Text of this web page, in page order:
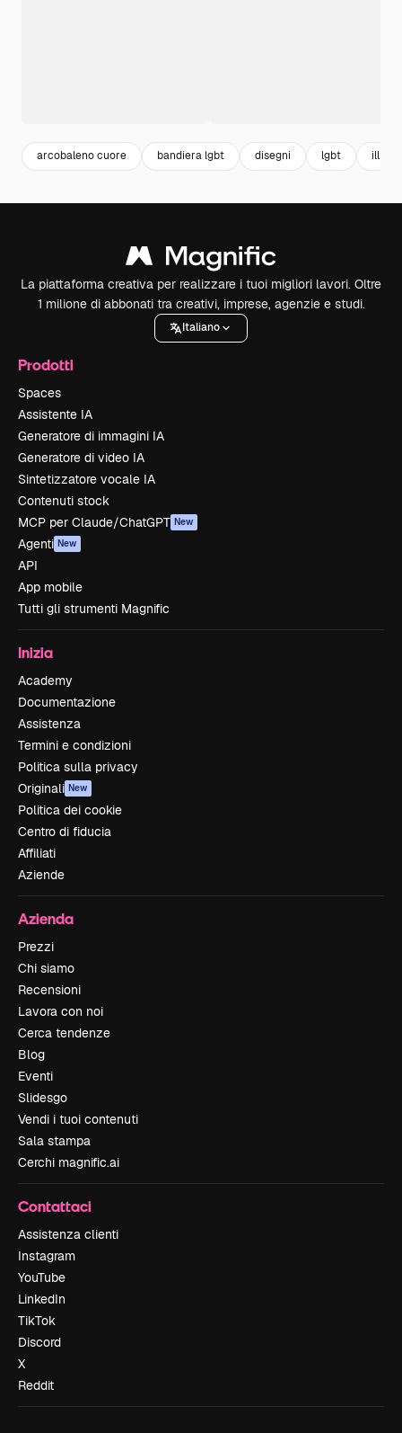
arcobaleno cuore bandiera lgbt disegni lgbt
La piattaforma creativa per realizzare i tuoi migliori lavori. Oltre
1 milione di abbonati tra creativi, imprese, agenzie e studi.
Italiano
Prodotti
Spaces
Assistente IA
Generatore di immagini IA
Generatore di video IA
Sintetizzatore vocale IA
Contenuti stock
MCP per Claude/ChatGPT New
Agenti New
API
App mobile
Tutti gli strumenti Magnific
Inizia
Academy
Documentazione
Assistenza
Termini e condizioni
Politica sulla privacy
Originali New
Politica dei cookie
Centro di fiducia
Affiliati
Aziende
Azienda
Prezzi
Chi siamo
Recensioni
Lavora con noi
Cerca tendenze
Blog
Eventi
Slidesgo
Vendi i tuoi contenuti
Sala stampa
Cerchi magnific.ai
Contattaci
Assistenza clienti
Instagram
YouTube
LinkedIn
TikTok
Discord
X
Reddit